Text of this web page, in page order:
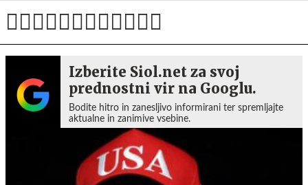
Izberite Siol.net za svoj
prednostni vir na Googlu.
Bodite hitro in zanesljivo informirani ter spremljajte
aktualne in zanimive vsebine.